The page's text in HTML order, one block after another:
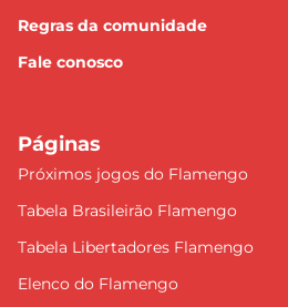
Regras da comunidade
Fale conosco
Páginas
Próximos jogos do Flamengo
Tabela Brasileirão Flamengo
Tabela Libertadores Flamengo
Elenco do Flamengo